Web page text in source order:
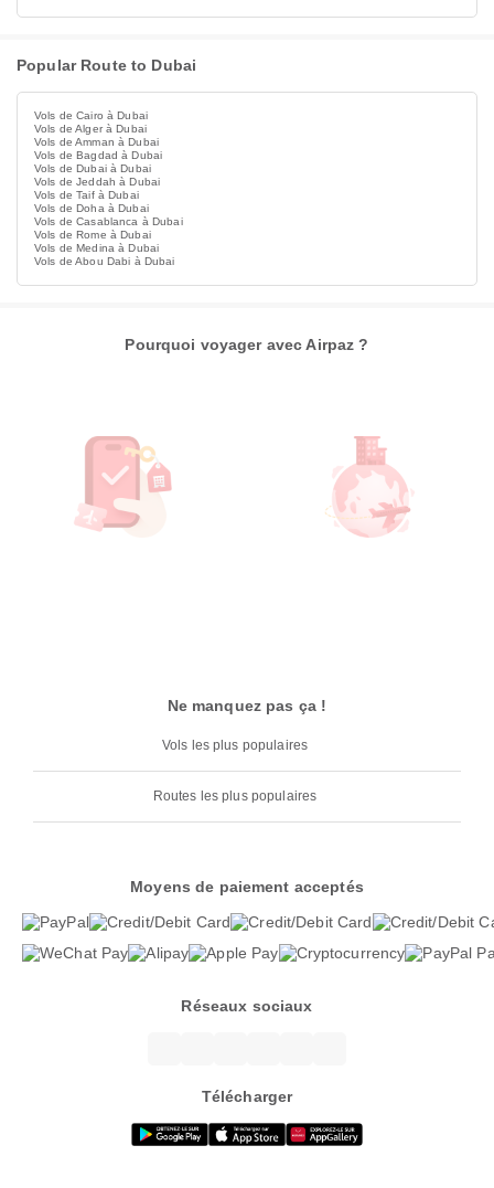
Popular Route to Dubai
Vols de Cairo à Dubai
Vols de Alger à Dubai
Vols de Amman à Dubai
Vols de Bagdad à Dubai
Vols de Dubai à Dubai
Vols de Jeddah à Dubai
Vols de Taif à Dubai
Vols de Doha à Dubai
Vols de Casablanca à Dubai
Vols de Rome à Dubai
Vols de Medina à Dubai
Vols de Abou Dabi à Dubai
Pourquoi voyager avec Airpaz ?
Ne manquez pas ça !
Vols les plus populaires
Routes les plus populaires
Moyens de paiement acceptés
Réseaux sociaux
Télécharger